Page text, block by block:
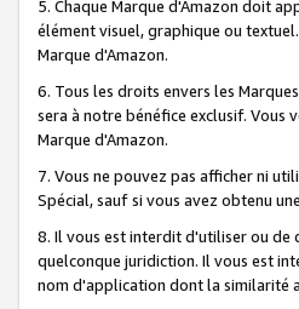
5. Chaque Marque d'Amazon doit
élément visuel, graphique ou
Marque d'Amazon.
6. Tous les droits envers les
sera à notre bénéfice exclusif. Vous
Marque d'Amazon.
7. Vous ne pouvez pas afficher ni
Spécial, sauf si vous avez obtenu
8. Il vous est interdit d'utiliser ou de
quelconque juridiction. Il vous est
nom d'application dont la similarité